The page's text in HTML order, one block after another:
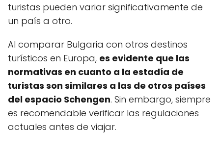
turistas pueden variar significativamente de
un país a otro.
Al comparar Bulgaria con otros destinos
turísticos en Europa, es evidente que las
normativas en cuanto a la estadía de
turistas son similares a las de otros países
del espacio Schengen. Sin embargo, siempre
es recomendable verificar las regulaciones
actuales antes de viajar.